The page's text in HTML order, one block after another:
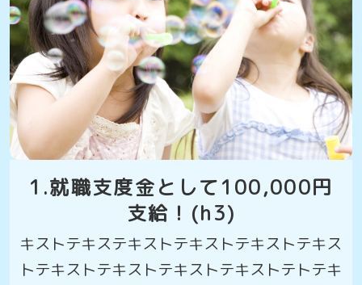
1.就職支度金として100,000円
支給！(h3)
キストテキステキストテキストテキストテキス
トテキストテキストテキストテキストテトテキ